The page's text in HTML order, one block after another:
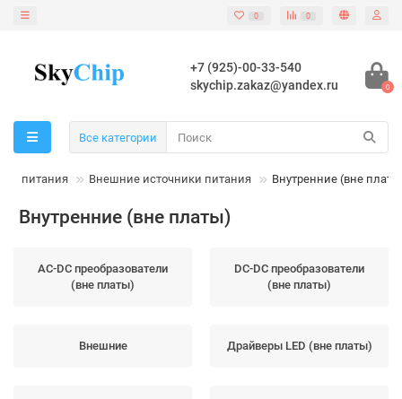
0 0
+7 (925)-00-33-540
skychip.zakaz@yandex.ru
0
Все категории
питания Внешние источники питания Внутренние (вне
Внутренние (вне платы)
AC-DC преобразователи
(вне платы)
DC-DC преобразователи
(вне платы)
Внешние Драйверы LED (вне платы)